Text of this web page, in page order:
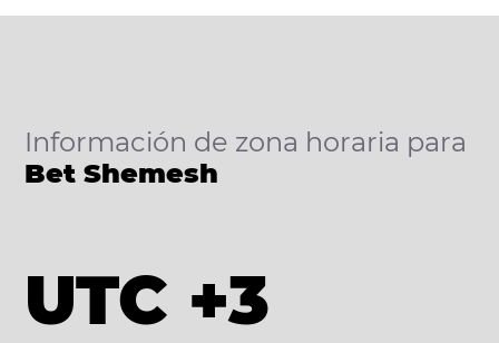
Información de zona horaria para
Bet Shemesh
UTC +3